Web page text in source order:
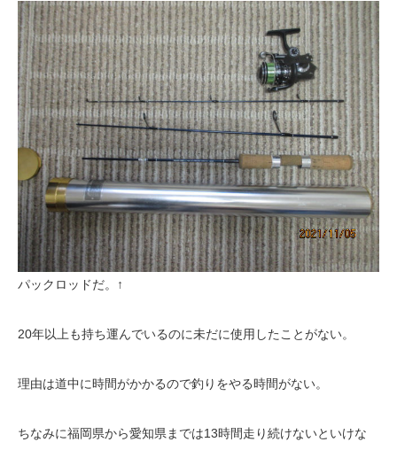
パックロッドだ。↑
20年以上も持ち運んでいるのに未だに使用したことがない。
理由は道中に時間がかかるので釣りをやる時間がない。
ちなみに福岡県から愛知県までは13時間走り続けないといけな